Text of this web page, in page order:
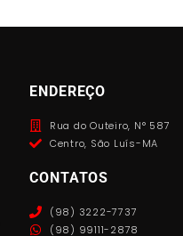
ENDEREÇO
Rua do Outeiro, N° 587
Centro, São Luís-MA
CONTATOS
(98) 3222-7737
(98) 99111-2878